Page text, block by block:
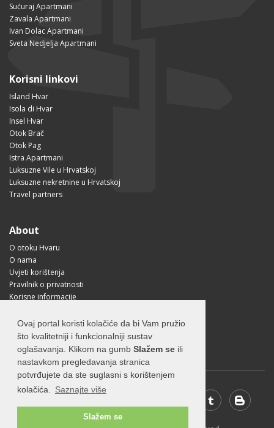
Ovaj portal koristi kolačiće da bi Vam pružio
što kvalitetniji i funkcionalniji sustav
oglašavanja. Klikom na gumb Slažem se ili
nastavkom pregledavanja stranica
potvrđujete da ste suglasni s korištenjem
kolačića.
Saznajte više
Slažem se
Sućuraj Apartmani
Zavala Apartmani
Ivan Dolac Apartmani
Sveta Nedjelja Apartmani
Korisni linkovi
Island Hvar
Isola di Hvar
Insel Hvar
Otok Brač
Otok Pag
Istra Apartmani
Luksuzne Vile u Hrvatskoj
Luksuzne nekretnine u Hrvatskoj
Travel partners
About
O otoku Hvaru
O nama
Uvjeti korištenja
Pravilnik o privatnosti
Korisne informacije
Free Mobile App
Visit Croatia